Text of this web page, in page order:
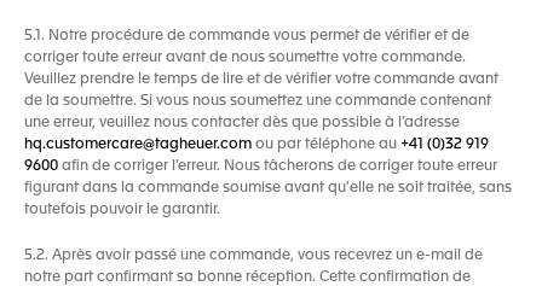
5.1. Notre procédure de commande vous permet de vérifier et de
corriger toute erreur avant de nous soumettre votre commande.
Veuillez prendre le temps de lire et de vérifier votre commande avant
de la soumettre. Si vous nous soumettez une commande contenant
une erreur, veuillez nous contacter dès que possible à l’adresse
hq.customercare@tagheuer.com ou par téléphone au +41 (0)32 919
9600 afin de corriger l’erreur. Nous tâcherons de corriger toute erreur
figurant dans la commande soumise avant qu'elle ne soit traitée, sans
toutefois pouvoir le garantir.
5.2. Après avoir passé une commande, vous recevrez un e-mail de
notre part confirmant sa bonne réception. Cette confirmation de